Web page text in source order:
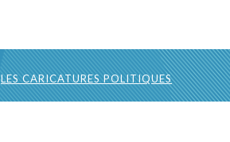
LES CARICATURES POLITIQUES